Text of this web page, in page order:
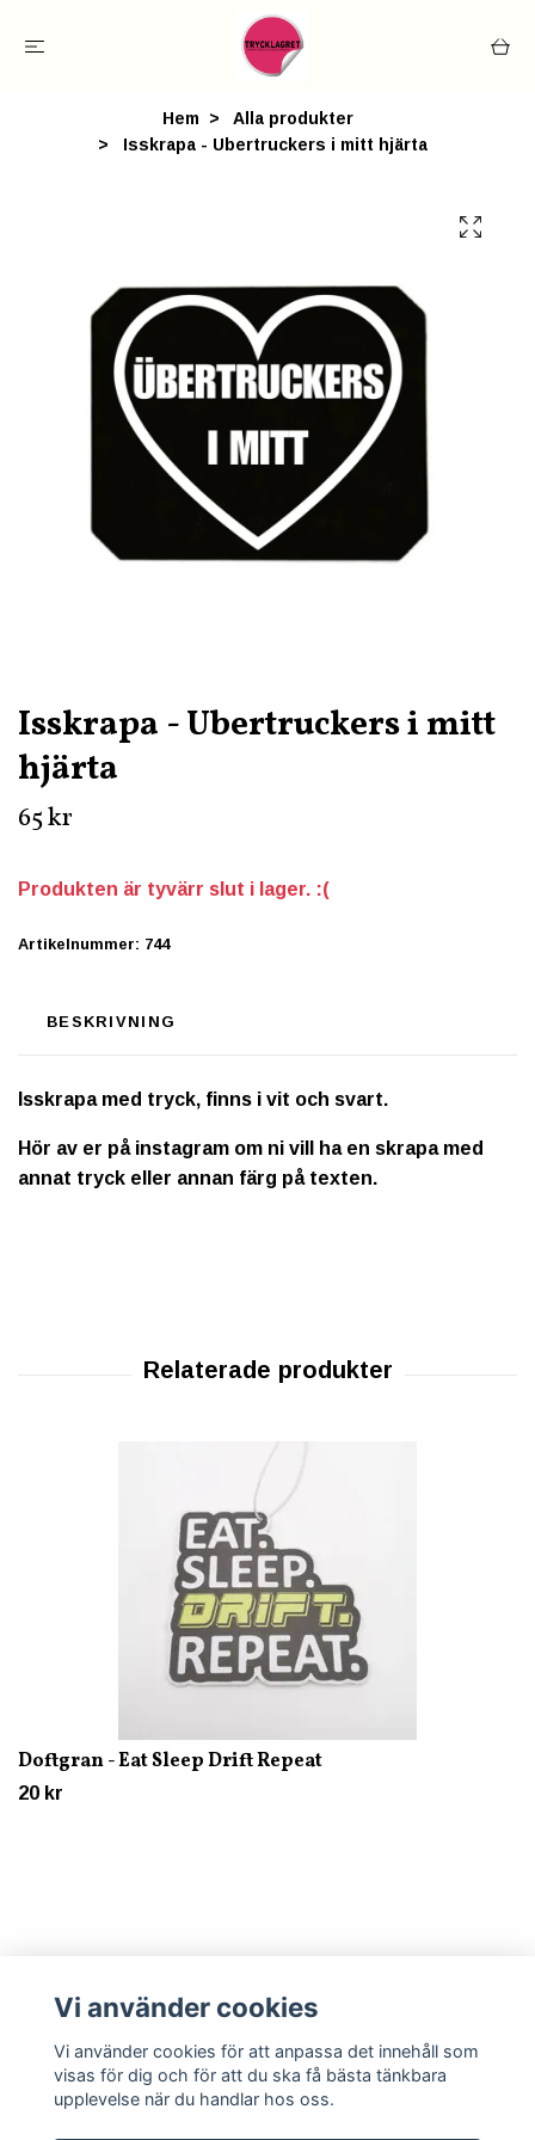
Hem
Alla produkter
Isskrapa - Ubertruckers i mitt hjärta
Isskrapa - Ubertruckers i mitt
hjärta
65 kr
Produkten är tyvärr slut i lager. :(
Artikelnummer: 744
BESKRIVNING
Isskrapa med tryck, finns i vit och svart.
Hör av er på instagram om ni vill ha en skrapa med
annat tryck eller annan färg på texten.
Doftgran - Eat Sleep Drift Repeat
20 kr
Läs mer
Vi använder cookies
Vi använder cookies för att anpassa det innehåll som
visas för dig och för att du ska få bästa tänkbara
upplevelse när du handlar hos oss.